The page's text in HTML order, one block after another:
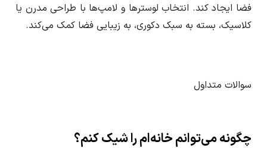
فضا ایجاد کند. انتخاب لوسترها و لامپ‌ها با طراحی مدرن یا
کلاسیک، بسته به سبک دکوری، به زیبایی فضا کمک می‌کند.
سوالات متداول
چگونه می‌توانم خانه‌ام را شیک کنم؟